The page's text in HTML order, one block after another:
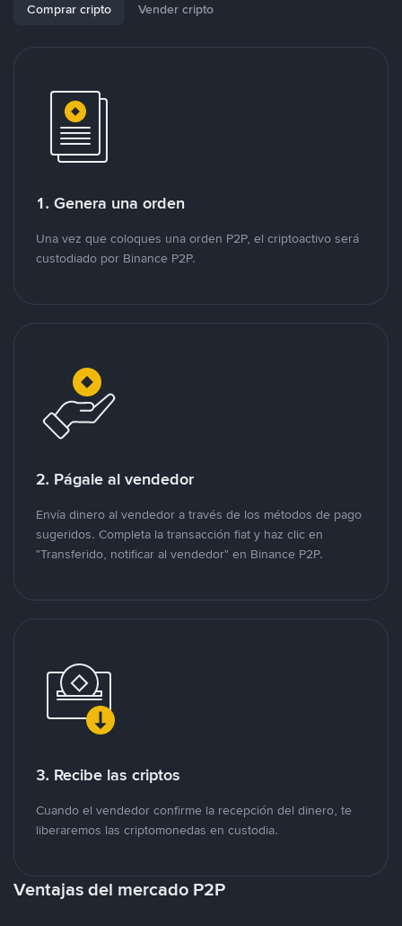
Comprar cripto Vender cripto
1. Genera una orden
Una vez que coloques una orden P2P, el criptoactivo será
custodiado por Binance P2P.
2. Págale al vendedor
Envía dinero al vendedor a través de los métodos de pago
sugeridos. Completa la transacción fiat y haz clic en
"Transferido, notificar al vendedor" en Binance P2P.
3. Recibe las criptos
Cuando el vendedor confirme la recepción del dinero, te
liberaremos las criptomonedas en custodia.
Ventajas del mercado P2P